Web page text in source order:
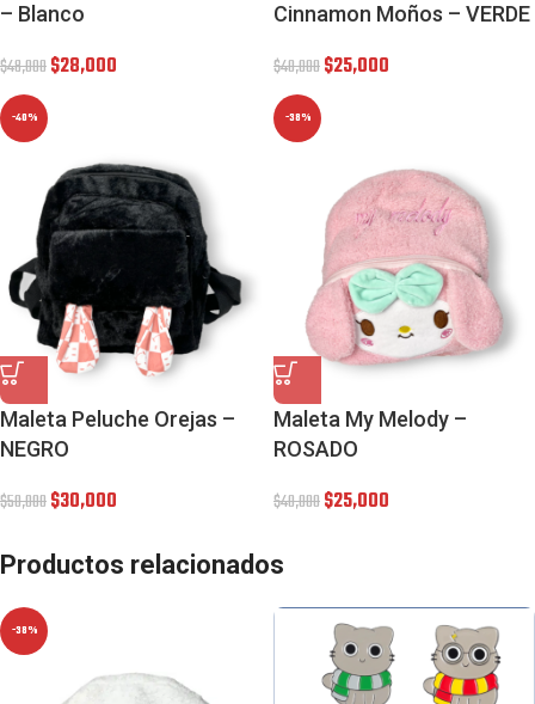
– Blanco
$48,000$28,000
Cinnamon Moños – VERDE
$40,000$25,000
-40%
Maleta Peluche Orejas –
NEGRO
$50,000$30,000
-38%
Maleta My Melody –
ROSADO
$40,000$25,000
Productos relacionados
-38%